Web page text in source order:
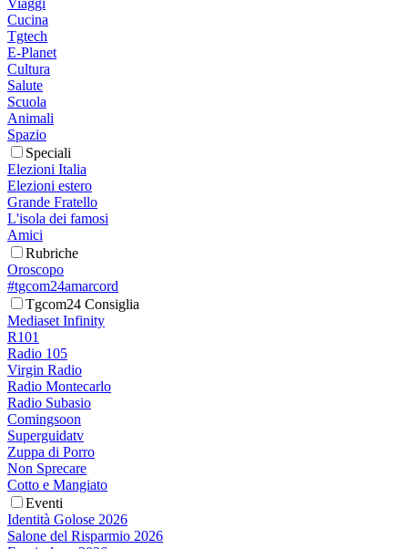
Viaggi
Cucina
Tgtech
E-Planet
Cultura
Salute
Scuola
Animali
Spazio
Speciali
Elezioni Italia
Elezioni estero
Grande Fratello
L'isola dei famosi
Amici
Rubriche
Oroscopo
#tgcom24amarcord
Tgcom24 Consiglia
Mediaset Infinity
R101
Radio 105
Virgin Radio
Radio Montecarlo
Radio Subasio
Comingsoon
Superguidatv
Zuppa di Porro
Non Sprecare
Cotto e Mangiato
Eventi
Identità Golose 2026
Salone del Risparmio 2026